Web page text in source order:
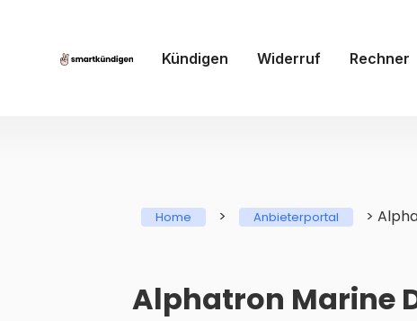
Kündigen Widerruf Rechner
Home > Anbieterportal >
Alphatron Marine